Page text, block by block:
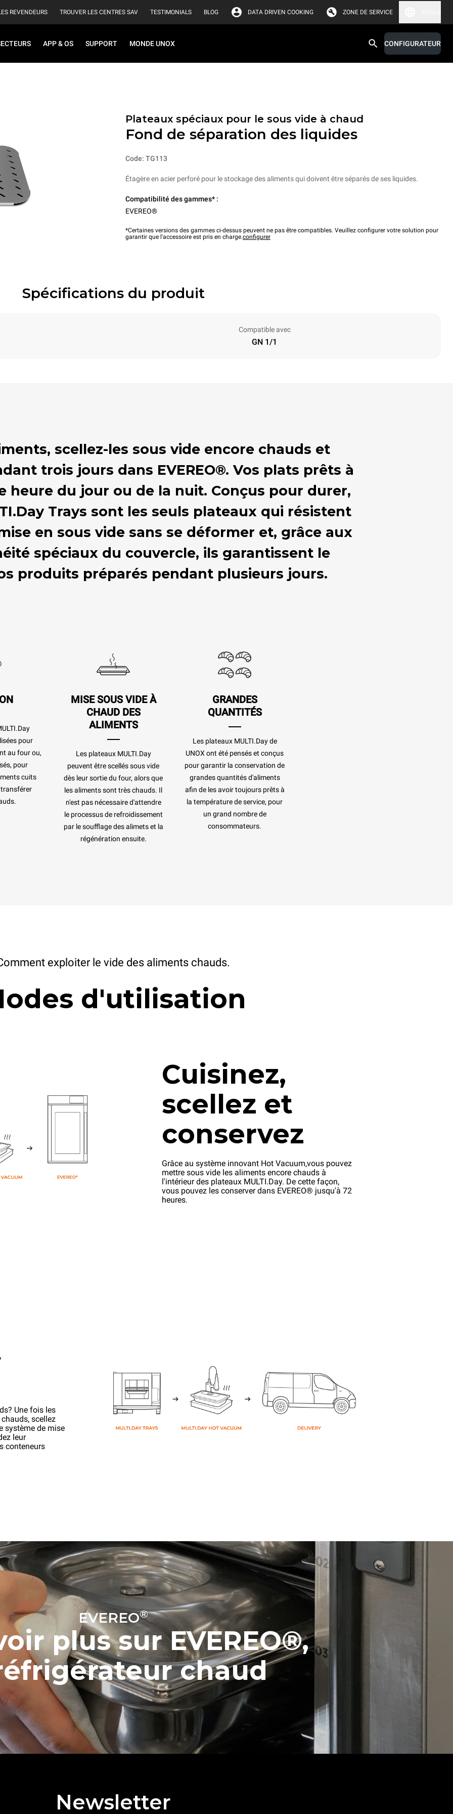
REVENDEURS TROUVER LES CENTRES SAV TESTIMONIALS BLOG DATA DRIVEN COOKING ZONE DE SERVICE
APP & OS SUPPORT MONDE UNOX CONFIGURATEUR
Plateaux spéciaux pour le sous vide à chaud
Fond de séparation des liquides
Code: TG113
Étagère en acier perforé pour le stockage des aliments qui doivent être séparés de ses liquides.
Compatibilité des gammes* :
EVEREO®
*Certaines versions des gammes ci-dessus peuvent ne pas être compatibles. Veuillez configurer votre solution pour
garantir que l'accessoire est pris en charge.configurer
Spécifications du produit
Compatible avec
GN 1/1
scellez-les sous vide encore chauds et
trois jours dans EVEREO®. Vos plats prêts à
heure du jour ou de la nuit. Conçus pour durer,
Trays sont les seuls plateaux qui résistent
en sous vide sans se déformer et, grâce aux
spéciaux du couvercle, ils garantissent le
produits préparés pendant plusieurs jours.
pour
au four ou,
pour
cuits
transférer
MISE SOUS VIDE À
CHAUD DES
ALIMENTS
Les plateaux MULTI.Day
peuvent être scellés sous vide
dès leur sortie du four, alors que
les aliments sont très chauds. Il
n'est pas nécessaire d'attendre
le processus de refroidissement
par le soufflage des alimets et la
régénération ensuite.
GRANDES
QUANTITÉS
Les plateaux MULTI.Day de
UNOX ont été pensés et conçus
pour garantir la conservation de
grandes quantités d'aliments
afin de les avoir toujours prêts à
la température de service, pour
un grand nombre de
consommateurs.
exploiter le vide des aliments chauds.
d'utilisation
Cuisinez,
scellez et
conservez
Grâce au système innovant Hot Vacuum,vous pouvez
mettre sous vide les aliments encore chauds à
l'intérieur des plateaux MULTI.Day. De cette façon,
vous pouvez les conserver dans EVEREO® jusqu'à 72
heures.
Une fois les
scellez
système de mise
leur
conteneurs
EVEREO®
plus sur EVEREO®,
chaud
Newsletter